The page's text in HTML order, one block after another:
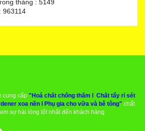
tháng : 5149
963114
cung cấp " Hoá chất chống thấm
Chất tẩy rỉ sét
xoa nền Phụ gia cho vữa và bê tông" chất
sự hài lòng tốt nhất đến khách hàng